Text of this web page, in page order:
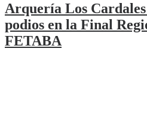
Arquería Los
podios en la Final
FETABA